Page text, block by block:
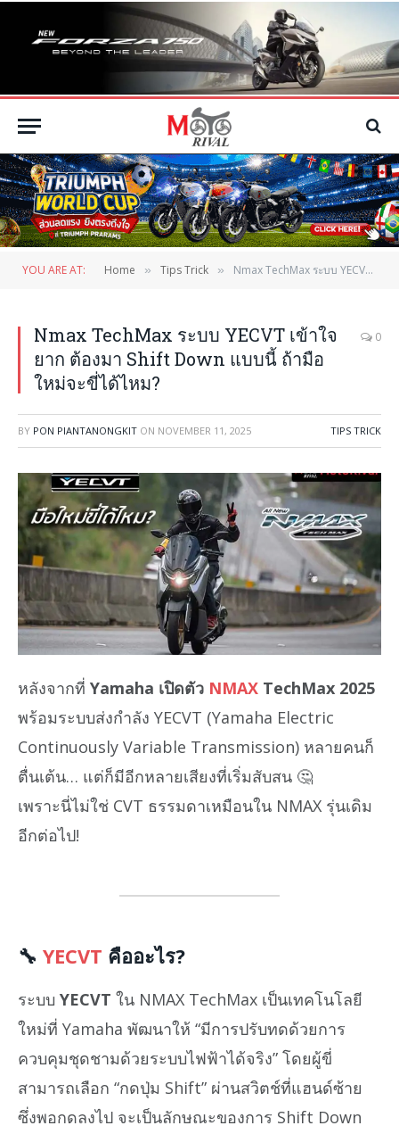
YOU ARE AT: Home » Tips Trick » Nmax TechMax ระบบ YECVT เข้าใจยาก ต้องมา Shift Down แบบนี้ ถ้ามือใหม่จะขี่ได้ไหม?
Nmax TechMax ระบบ YECVT เข้าใจ
ยาก ต้องมา Shift Down แบบนี้ ถ้ามือ
ใหม่จะขี่ได้ไหม?
0
BY PON PIANTANONGKIT ON NOVEMBER 11, 2025 TIPS TRICK
หลังจากที่ Yamaha เปิดตัว NMAX TechMax 2025
พร้อมระบบส่งกำลัง YECVT (Yamaha Electric
Continuously Variable Transmission) หลายคนก็
ตื่นเต้น… แต่ก็มีอีกหลายเสียงที่เริ่มสับสน 🤔
เพราะนี่ไม่ใช่ CVT ธรรมดาเหมือนใน NMAX รุ่นเดิม
อีกต่อไป!
🔧 YECVT คืออะไร?
ระบบ YECVT ใน NMAX TechMax เป็นเทคโนโลยี
ใหม่ที่ Yamaha พัฒนาให้ “มีการปรับทดด้วยการ
ควบคุมชุดชามด้วยระบบไฟฟ้าได้จริง” โดยผู้ขี่
สามารถเลือก “กดปุ่ม Shift” ผ่านสวิตช์ที่แฮนด์ซ้าย
ซึ่งพอกดลงไป จะเป็นลักษณะของการ Shift Down